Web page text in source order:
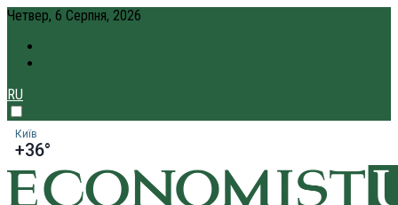
Четвер, 6 Серпня, 2026
RU
Київ
+36°